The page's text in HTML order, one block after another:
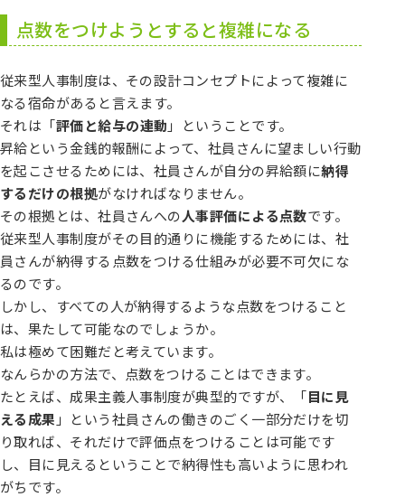
点数をつけようとすると複雑になる
従来型人事制度は、その設計コンセプトによって複雑に
なる宿命があると言えます。
それは「評価と給与の連動 」ということです。
昇給という金銭的報酬によって、社員さんに望ましい行動
を起こさせるためには、社員さんが自分の昇給額に納得
するだけの根拠がなければなりません。
その根拠とは、社員さんへの人事評価による点数です。
従来型人事制度がその目的通りに機能するためには、社
員さんが納得する点数をつける仕組みが必要不可欠にな
るのです。
しかし、すべての人が納得するような点数をつけること
は、果たして可能なのでしょうか。
私は極めて困難だと考えています。
なんらかの方法で、点数をつけることはできます。
たとえば、成果主義人事制度が典型的ですが、「目に見
える成果 」という社員さんの働きのごく一部分だけを切
り取れば、それだけで評価点をつけることは可能です
し、目に見えるということで納得性も高いように思われ
がちです。